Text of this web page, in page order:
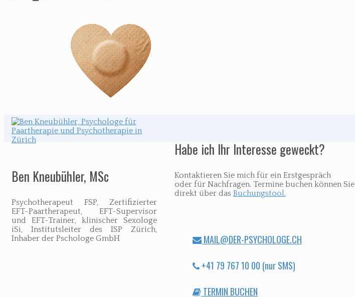
Beitragsnavigation
Ben Kneubühler, MSc
Psychotherapeut FSP, Zertifizierter
EFT-Paartherapeut, EFT-Supervisor
und EFT-Trainer, klinischer Sexologe
iSi, Institutsleiter des ISP Zürich,
Inhaber der Pschologe GmbH
Habe ich Ihr Interesse geweckt?
Kontaktieren Sie mich für ein Erstgespräch
oder für Nachfragen. Termine buchen können Sie
direkt über das Buchungstool.
MAIL@DER-PSYCHOLOGE.CH
+41 79 767 10 00 (nur SMS)
TERMIN BUCHEN